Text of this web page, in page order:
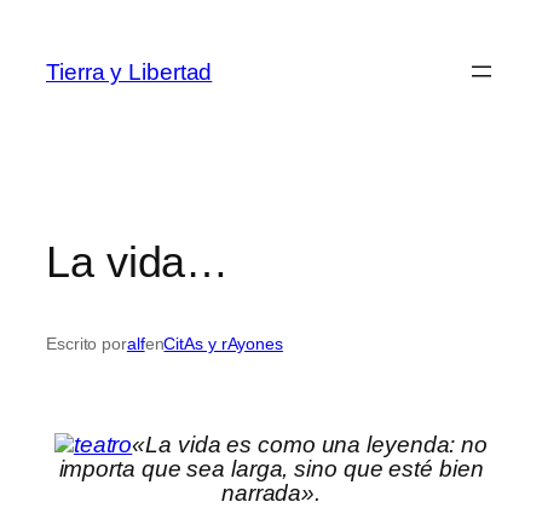
contenido
Tierra y Libertad
La vida…
Escrito poralfenCitAs y rAyones
«La vida es como una leyenda: no
importa que sea larga, sino que esté bien
narrada».